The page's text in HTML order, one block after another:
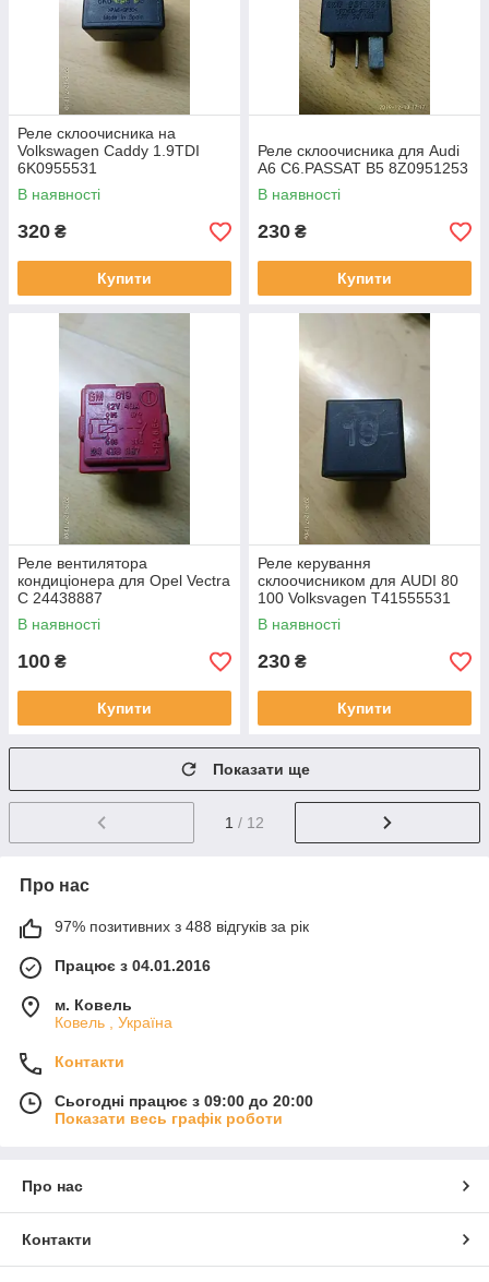
Реле склоочисника на
Volkswagen Caddy 1.9TDI
6K0955531
В наявності
320 ₴
Купити
Реле склоочисника для Audi
A6 C6.PASSAT B5 8Z0951253
В наявності
230 ₴
Купити
Реле вентилятора
кондиціонера для Opel Vectra
C 24438887
В наявності
100 ₴
Купити
Реле керування
склоочисником для AUDI 80
100 Volksvagen T41555531
В наявності
230 ₴
Купити
Показати ще
1 / 12
Про нас
97% позитивних з 488 відгуків за рік
Працює з 04.01.2016
м. Ковель
Ковель , Україна
Контакти
Сьогодні працює з 09:00 до 20:00
Показати весь графік роботи
Про нас
Контакти